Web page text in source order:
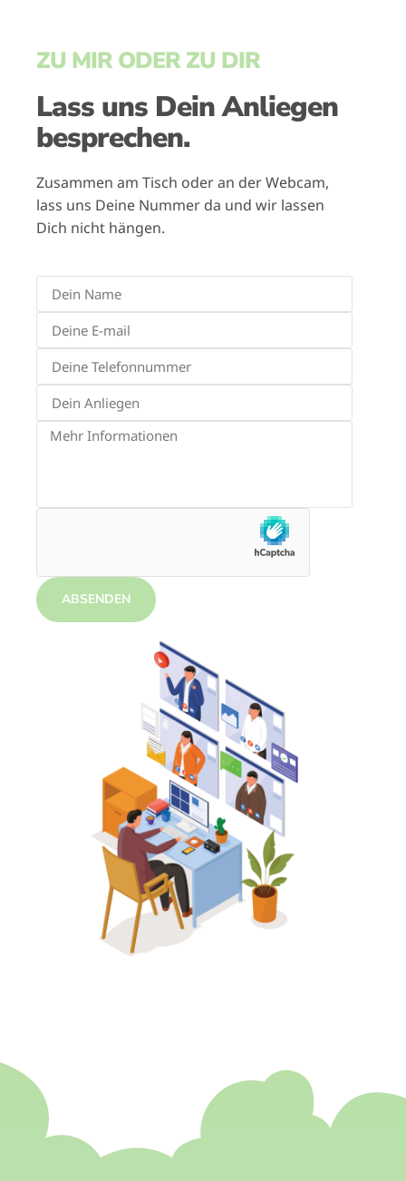
ZU MIR ODER ZU DIR
Lass uns Dein Anliegen
besprechen.
Zusammen am Tisch oder an der Webcam,
lass uns Deine Nummer da und wir lassen
Dich nicht hängen.
ABSENDEN